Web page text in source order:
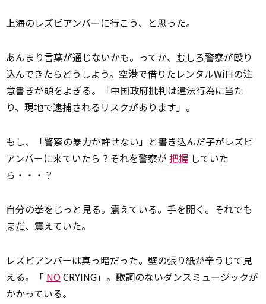
上海のレズビアンバーに行こう、と思った。
あんまり言葉が通じないかも。ってか、 むしろ警察が殴り
込んできたらどうしよう。空港で借りたレンタルWiFiの注
意書きが頭をよぎる。「中国政府批判は違法行為に当た
り、現地で逮捕されるリスクがあります」。
もし、「警察の暴力が許せない」と書き込んだ子がレズビ
アンバーに来ていたら？それを警察が 把握 していた
ら・・・？
自分の拳をじっと見る。震えている。手を開く。それでも
まだ、震えていた。
レズビアンバーは真っ暗だった。壁の張り紙が辛うじて見
える。「 NO CRYING」。歌詞のないダンスミュージックが
かかっている。